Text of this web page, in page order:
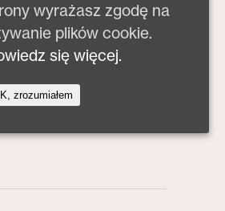
wyrażasz zgodę na
plików cookie.
się więcej.
zrozumiałem